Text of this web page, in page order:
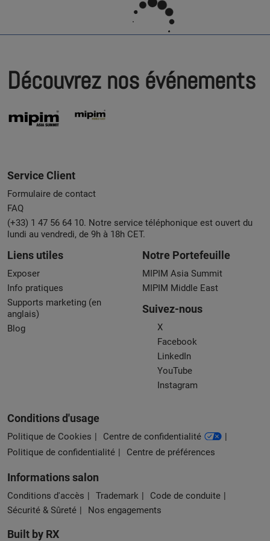
Découvrez nos événements
Service Client
Formulaire de contact
FAQ
(+33) 1 47 56 64 10. Notre service téléphonique est ouvert du
lundi au vendredi, de 9h à 18h CET.
Liens utiles
Exposer
Info pratiques
Supports marketing (en
anglais)
Blog
Notre Portefeuille
MIPIM Asia Summit
MIPIM Middle East
Suivez-nous
X
Facebook
LinkedIn
YouTube
Instagram
Conditions d'usage
Politique de Cookies
Centre de confidentialité
Politique de confidentialité
Centre de préférences
Informations salon
Conditions d'accès Trademark
Code de conduite
Sécurité & Sûreté
Nos engagements
Built by RX